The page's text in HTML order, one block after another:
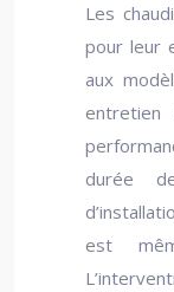
Les
pour leur
aux
durée
est